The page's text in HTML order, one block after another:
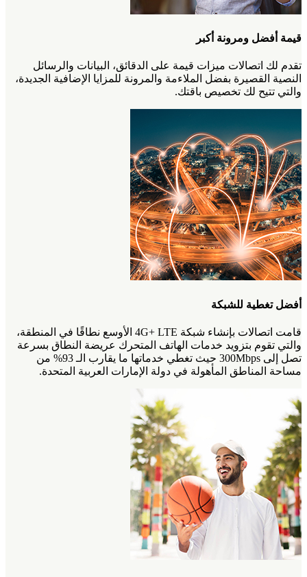
قيمة أفضل ومرونة أكبر
تقدم لك اتصالات ميزات قيمة على الدقائق، البيانات والرسائل
النصية القصيرة بفضل الملاءمة والمرونة للمزايا الإضافية الجديدة،
والتي تتيح لك تخصيص باقتك.
أفضل تغطية للشبكة
قامت اتصالات بإنشاء شبكة 4G+ LTE الأوسع نطاقًا في المنطقة،
والتي تقوم بتزويد خدمات الهاتف المتحرك عريضة النطاق بسرعة
تصل إلى 300Mbps حيث تغطي خدماتها ما يقارب الـ 93% من
مساحة المناطق المأهولة في دولة الإمارات العربية المتحدة.